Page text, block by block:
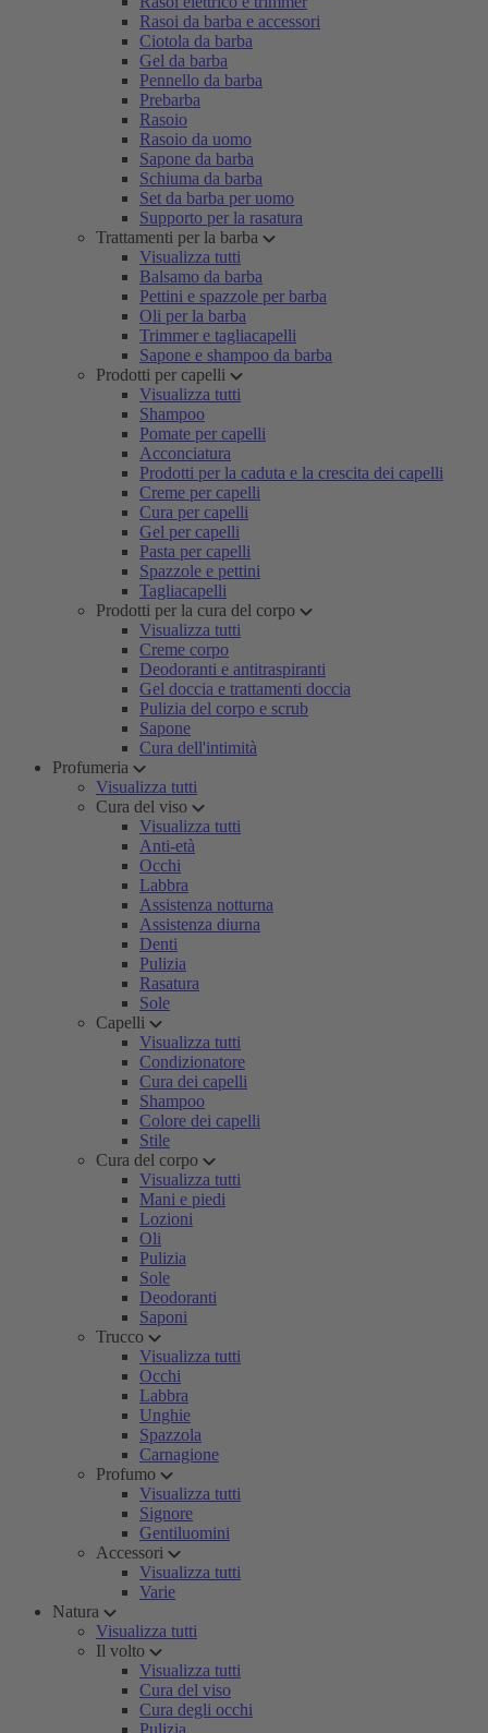
Rasoi da barba e accessori
Ciotola da barba
Gel da barba
Pennello da barba
Prebarba
Rasoio
Rasoio da uomo
Sapone da barba
Schiuma da barba
Set da barba per uomo
Supporto per la rasatura
Trattamenti per la barba
Visualizza tutti
Balsamo da barba
Pettini e spazzole per barba
Oli per la barba
Trimmer e tagliacapelli
Sapone e shampoo da barba
Prodotti per capelli
Visualizza tutti
Shampoo
Pomate per capelli
Acconciatura
Prodotti per la caduta e la crescita dei capelli
Creme per capelli
Cura per capelli
Gel per capelli
Pasta per capelli
Spazzole e pettini
Tagliacapelli
Prodotti per la cura del corpo
Visualizza tutti
Creme corpo
Deodoranti e antitraspiranti
Gel doccia e trattamenti doccia
Pulizia del corpo e scrub
Sapone
Cura dell'intimità
Profumeria
Visualizza tutti
Cura del viso
Visualizza tutti
Anti-età
Occhi
Labbra
Assistenza notturna
Assistenza diurna
Denti
Pulizia
Rasatura
Sole
Capelli
Visualizza tutti
Condizionatore
Cura dei capelli
Shampoo
Colore dei capelli
Stile
Cura del corpo
Visualizza tutti
Mani e piedi
Lozioni
Oli
Pulizia
Sole
Deodoranti
Saponi
Trucco
Visualizza tutti
Occhi
Labbra
Unghie
Spazzola
Carnagione
Profumo
Visualizza tutti
Signore
Gentiluomini
Accessori
Visualizza tutti
Varie
Natura
Visualizza tutti
Il volto
Visualizza tutti
Cura del viso
Cura degli occhi
Pulizia